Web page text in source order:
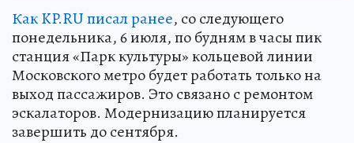
Как KP.RU писал ранее, со следующего
понедельника, 6 июля, по будням в часы пик
станция «Парк культуры» кольцевой линии
Московского метро будет работать только на
выход пассажиров. Это связано с ремонтом
эскалаторов. Модернизацию планируется
завершить до сентября.